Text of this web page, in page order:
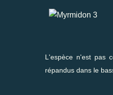
L'espèce n'est pas
répandus dans le